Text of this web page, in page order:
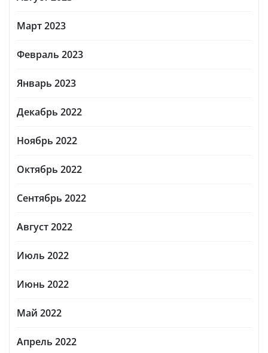
Март 2023
Февраль 2023
Январь 2023
Декабрь 2022
Ноябрь 2022
Октябрь 2022
Сентябрь 2022
Август 2022
Июль 2022
Июнь 2022
Май 2022
Апрель 2022